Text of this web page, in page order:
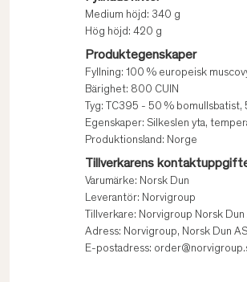
Medium höjd: 340 g
Hög höjd: 420 g
Produktegenskaper
Fyllning: 100 % europeisk
Bärighet: 800 CUIN
Tyg: TC395 - 50 % bomullsbatist,
Egenskaper: Silkeslen yta,
Produktionsland: Norge
Tillverkarens
Varumärke: Norsk Dun
Leverantör: Norvigroup
Tillverkare: Norvigroup Norsk Dun
Adress: Norvigroup, Norsk Dun
E-postadress: